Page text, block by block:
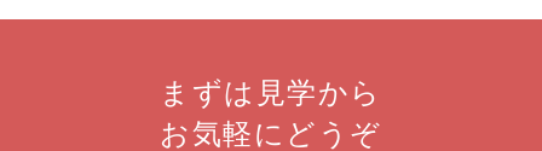
まずは見学から
お気軽にどうぞ